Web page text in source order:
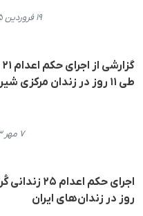
۱۹ فروردین ۱۴۰۵، ۱۹:۵۶
طی ۱۱ روز در زندان مرکزی شیراز
۷ مهر ۱۴۰۳، ۱۹:۵۲
روز در زندان‌های ایران